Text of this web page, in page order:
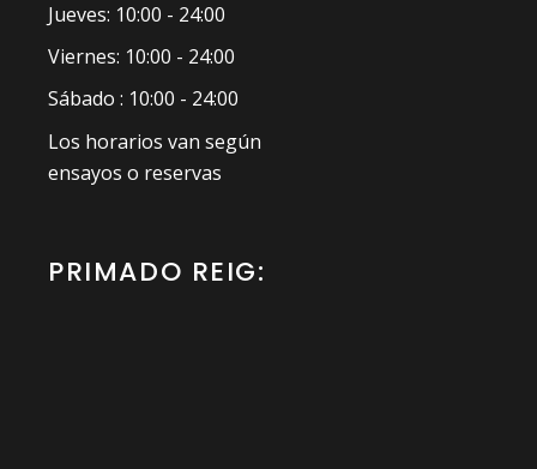
Jueves: 10:00 - 24:00
Viernes: 10:00 - 24:00
Sábado : 10:00 - 24:00
Los horarios van según
ensayos o reservas
PRIMADO REIG: